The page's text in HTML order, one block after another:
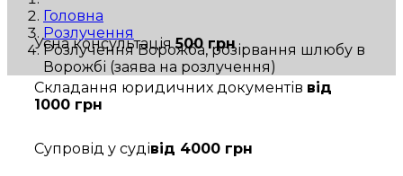
Головна
Розлучення
Розлучення Ворожба, розірвання шлюбу в
Ворожбі (заява на розлучення)
Усна консультація500 грн
Складання юридичних документів від
1000 грн
Супровід у судівід 4000 грн